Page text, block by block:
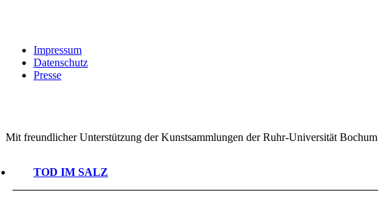
Impressum
Datenschutz
Presse
Mit freundlicher Unterstützung der Kunstsammlungen der Ruhr-Universität Bochum
TOD IM SALZ